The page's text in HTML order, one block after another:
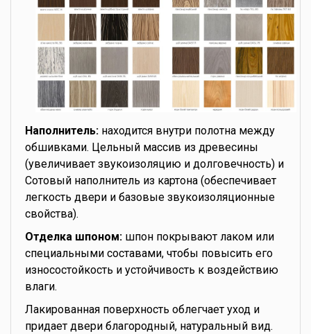
Наполнитель: находится внутри полотна между
обшивками. Цельный массив из древесины
(увеличивает звукоизоляцию и долговечность) и
Сотовый наполнитель из картона (обеспечивает
легкость двери и базовые звукоизоляционные
свойства).
Отделка шпоном: шпон покрывают лаком или
специальными составами, чтобы повысить его
износостойкость и устойчивость к воздействию
влаги.
Лакированная поверхность облегчает уход и
придает двери благородный, натуральный вид.